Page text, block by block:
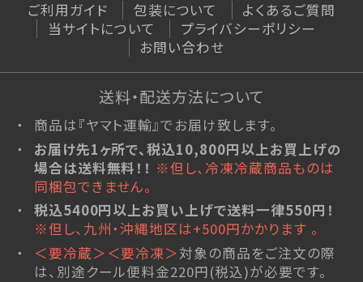
ご利用ガイド 包装について
よくあるご質問
当サイトについて
プライバシーポリシー
お問い合わせ
送料・配送方法について
商品は『ヤマト運輸』でお届け致します。
お届け先1ヶ所で、税込10,800円以上お買上げの
場合は送料無料！！ ※但し、冷凍冷蔵商品ものは
同梱包できません。
税込5400円以上お買い上げで送料一律550円！
※但し、九州・沖縄地区は+500円かかります 。
＜要冷蔵＞＜要冷凍＞対象の商品をご注文の際
は、別途クール便料金220円(税込)が必要です。
果樹園だより
こまめちゃん
山形ゆべし
こだわりの羊羹
杵の最中
栗里曲
黒豆茶
水羊羹
NEO和菓子
当サイトについて
特定商取引法に基づく表記
プライバシーポリシー
利用規約